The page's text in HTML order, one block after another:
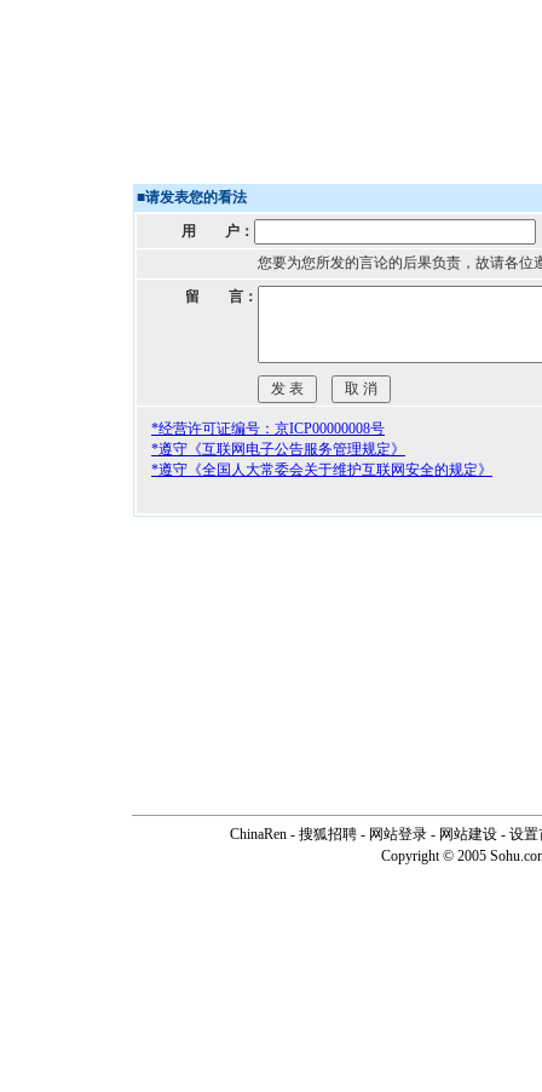
■请发表您的看法
用 户：
您要为您所发的言论的后果负责，故请各位
留 言：
*经营许可证编号：京ICP00000008号
*遵守《互联网电子公告服务管理规定》
*遵守《全国人大常委会关于维护互联网安全的规定》
ChinaRen - 搜狐招聘 - 网站登录 - 网站建设 - 设置
Copyright © 2005